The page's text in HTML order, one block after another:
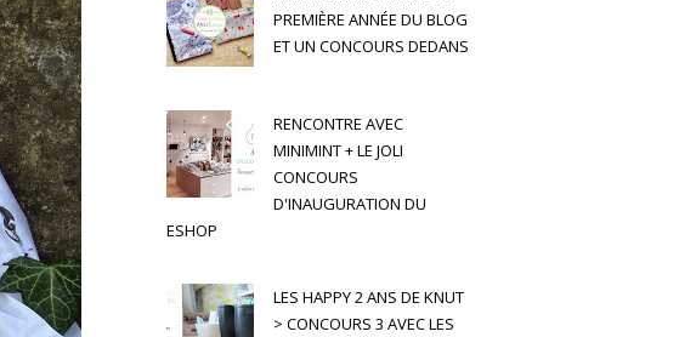
PREMIÈRE ANNÉE DU BLOG
ET UN CONCOURS DEDANS
RENCONTRE AVEC
MINIMINT + LE JOLI
CONCOURS
D'INAUGURATION DU
ESHOP
LES HAPPY 2 ANS DE KNUT
> CONCOURS 3 AVEC LES